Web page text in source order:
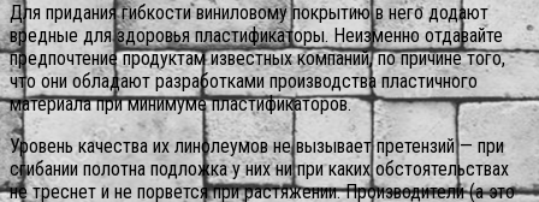
Для придания гибкости виниловому покрытию в него додают
вредные для здоровья пластификаторы. Неизменно отдавайте
предпочтение продуктам известных компаний, по причине того,
что они обладают разработками производства пластичного
материала при минимуме пластификаторов.
Уровень качества их линолеумов не вызывает претензий — при
сгибании полотна подложка у них ни при каких обстоятельствах
не треснет и не порвется при растяжении. Производители (а это